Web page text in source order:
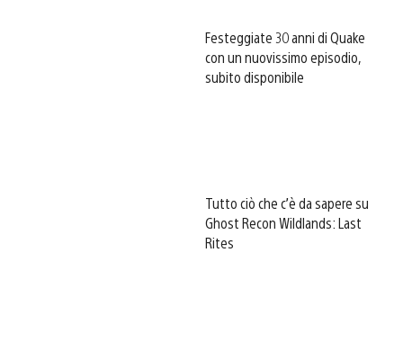
Festeggiate 30 anni di Quake
con un nuovissimo episodio,
subito disponibile
Tutto ciò che c’è da sapere su
Ghost Recon Wildlands: Last
Rites